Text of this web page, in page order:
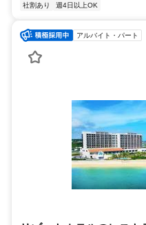
社割あり
週4日以上OK
アルバイト・パート